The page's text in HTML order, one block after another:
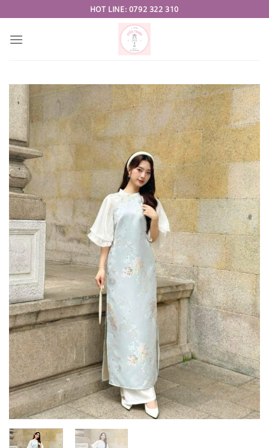
to
content
HOT LINE: 0792 322 310